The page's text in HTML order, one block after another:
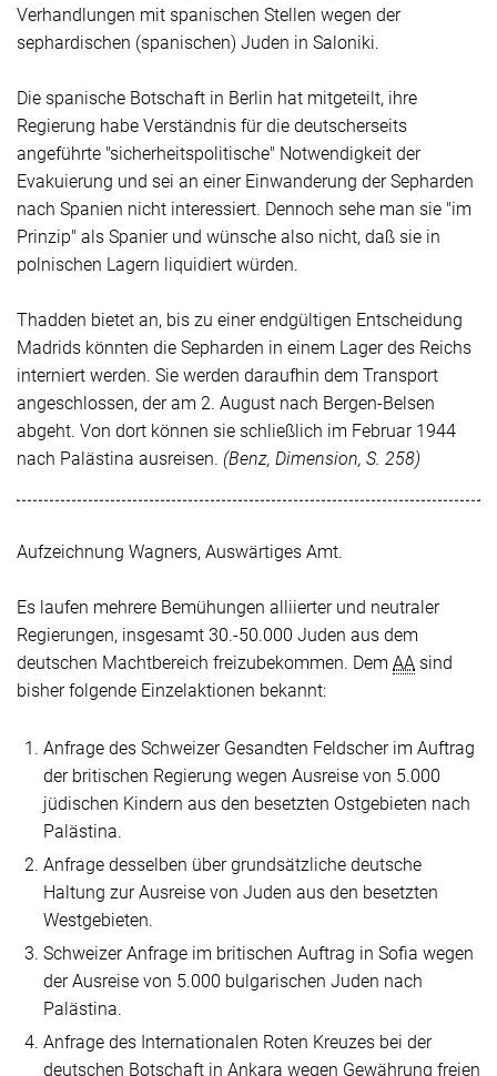
Verhandlungen mit spanischen Stellen wegen der
sephardischen (spanischen) Juden in Saloniki.
Die spanische Botschaft in Berlin hat mitgeteilt, ihre
Regierung habe Verständnis für die deutscherseits
angeführte "sicherheitspolitische" Notwendigkeit der
Evakuierung und sei an einer Einwanderung der Sepharden
nach Spanien nicht interessiert. Dennoch sehe man sie "im
Prinzip" als Spanier und wünsche also nicht, daß sie in
polnischen Lagern liquidiert würden.
Thadden bietet an, bis zu einer endgültigen Entscheidung
Madrids könnten die Sepharden in einem Lager des Reichs
interniert werden. Sie werden daraufhin dem Transport
angeschlossen, der am 2. August nach Bergen-Belsen
abgeht. Von dort können sie schließlich im Februar 1944
nach Palästina ausreisen. (Benz, Dimension, S. 258)
Aufzeichnung Wagners, Auswärtiges Amt.
Es laufen mehrere Bemühungen alliierter und neutraler
Regierungen, insgesamt 30.-50.000 Juden aus dem
deutschen Machtbereich freizubekommen. Dem AA sind
bisher folgende Einzelaktionen bekannt:
Anfrage des Schweizer Gesandten Feldscher im Auftrag
der britischen Regierung wegen Ausreise von 5.000
jüdischen Kindern aus den besetzten Ostgebieten nach
Palästina.
Anfrage desselben über grundsätzliche deutsche
Haltung zur Ausreise von Juden aus den besetzten
Westgebieten.
Schweizer Anfrage im britischen Auftrag in Sofia wegen
der Ausreise von 5.000 bulgarischen Juden nach
Palästina.
Anfrage des Internationalen Roten Kreuzes bei der
deutschen Botschaft in Ankara wegen Gewährung freien